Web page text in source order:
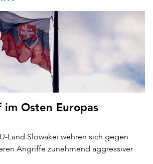
Osten Europas
Land Slowakei wehren sich gegen
Angriffe zunehmend aggressiver